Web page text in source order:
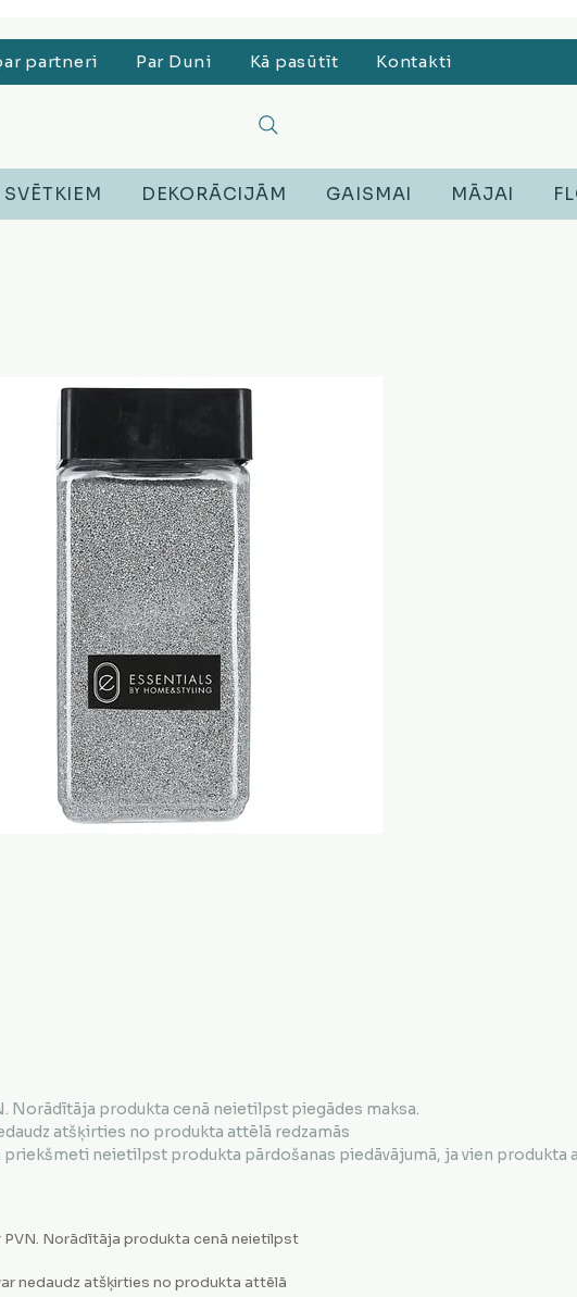
Putekļu sūcēji, Lego, Austiņas
partneri Par Duni Kā pasūtīt Kontakti
DEKORĀCIJĀM GAISMAI MĀJAI
Norādītāja produkta cenā neietilpst piegādes maksa.
atšķirties no produkta attēlā redzamās
neietilpst produkta pārdošanas piedāvājumā, ja vien produkta
Norādītāja produkta cenā neietilpst
nedaudz atšķirties no produkta attēlā